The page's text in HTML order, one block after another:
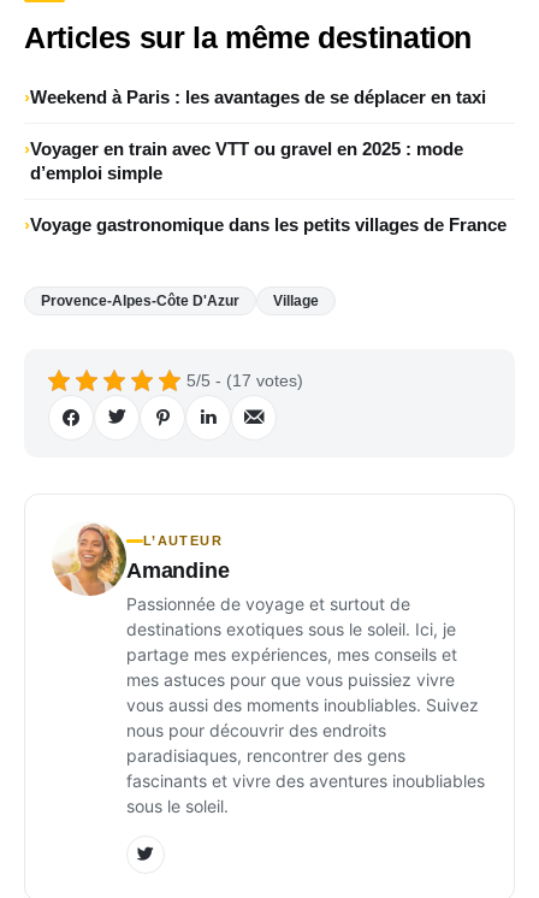
Articles sur la même destination
Weekend à Paris : les avantages de se déplacer en taxi
Voyager en train avec VTT ou gravel en 2025 : mode
d’emploi simple
Voyage gastronomique dans les petits villages de France
Provence-Alpes-Côte D'Azur Village
5/5 - (17 votes)
L’AUTEUR
Amandine
Passionnée de voyage et surtout de
destinations exotiques sous le soleil. Ici, je
partage mes expériences, mes conseils et
mes astuces pour que vous puissiez vivre
vous aussi des moments inoubliables. Suivez
nous pour découvrir des endroits
paradisiaques, rencontrer des gens
fascinants et vivre des aventures inoubliables
sous le soleil.